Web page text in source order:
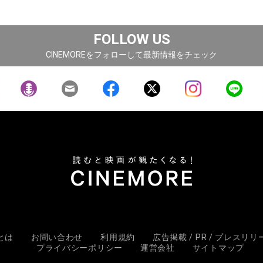
FOLLOW US
CINEMOREをフォローして最新情報をチェック
は お問い合わせ 利用規約
広告掲載 / PR / プレスリリ
プライバシーポリシー
運営会社 サイトマップ